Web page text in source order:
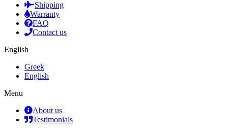
Shipping
Warranty
FAQ
Contact us
English
Greek
English
Menu
About us
Testimonials